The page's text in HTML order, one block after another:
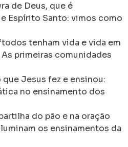
de Deus, que é
Espírito Santo: vimos como
tenham vida e vida em
As primeiras comunidades
Jesus fez e ensinou:
no ensinamento dos
do pão e na oração
os ensinamentos da